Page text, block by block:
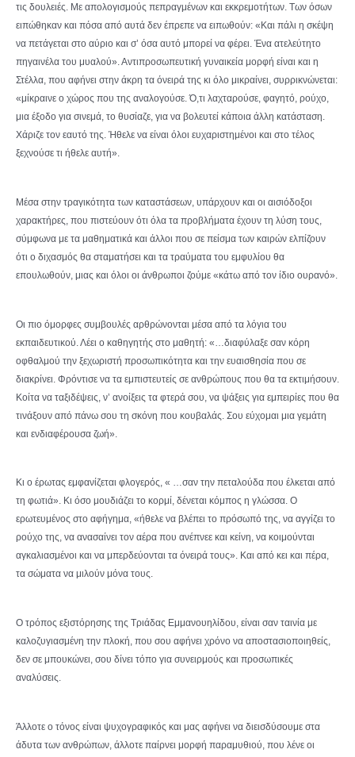
τις δουλειές. Με απολογισμούς πεπραγμένων και εκκρεμοτήτων. Των όσων
ειπώθηκαν και πόσα από αυτά δεν έπρεπε να ειπωθούν: «Και πάλι η σκέψη
να πετάγεται στο αύριο και σ’ όσα αυτό μπορεί να φέρει. Ένα ατελεύτητο
πηγαινέλα του μυαλού». Αντιπροσωπευτική γυναικεία μορφή είναι και η
Στέλλα, που αφήνει στην άκρη τα όνειρά της κι όλο μικραίνει, συρρικνώνεται:
«μίκραινε ο χώρος που της αναλογούσε. Ό,τι λαχταρούσε, φαγητό, ρούχο,
μια έξοδο για σινεμά, το θυσίαζε, για να βολευτεί κάποια άλλη κατάσταση.
Χάριζε τον εαυτό της. Ήθελε να είναι όλοι ευχαριστημένοι και στο τέλος
ξεχνούσε τι ήθελε αυτή».
Μέσα στην τραγικότητα των καταστάσεων, υπάρχουν και οι αισιόδοξοι
χαρακτήρες, που πιστεύουν ότι όλα τα προβλήματα έχουν τη λύση τους,
σύμφωνα με τα μαθηματικά και άλλοι που σε πείσμα των καιρών ελπίζουν
ότι ο διχασμός θα σταματήσει και τα τραύματα του εμφυλίου θα
επουλωθούν, μιας και όλοι οι άνθρωποι ζούμε «κάτω από τον ίδιο ουρανό».
Οι πιο όμορφες συμβουλές αρθρώνονται μέσα από τα λόγια του
εκπαιδευτικού. Λέει ο καθηγητής στο μαθητή: «…διαφύλαξε σαν κόρη
οφθαλμού την ξεχωριστή προσωπικότητα και την ευαισθησία που σε
διακρίνει. Φρόντισε να τα εμπιστευτείς σε ανθρώπους που θα τα εκτιμήσουν.
Κοίτα να ταξιδέψεις, ν’ ανοίξεις τα φτερά σου, να ψάξεις για εμπειρίες που θα
τινάξουν από πάνω σου τη σκόνη που κουβαλάς. Σου εύχομαι μια γεμάτη
και ενδιαφέρουσα ζωή».
Κι ο έρωτας εμφανίζεται φλογερός, « …σαν την πεταλούδα που έλκεται από
τη φωτιά». Κι όσο μουδιάζει το κορμί, δένεται κόμπος η γλώσσα. Ο
ερωτευμένος στο αφήγημα, «ήθελε να βλέπει το πρόσωπό της, να αγγίζει το
ρούχο της, να ανασαίνει τον αέρα που ανέπνεε και κείνη, να κοιμούνται
αγκαλιασμένοι και να μπερδεύονται τα όνειρά τους». Και από κει και πέρα,
τα σώματα να μιλούν μόνα τους.
Ο τρόπος εξιστόρησης της Τριάδας Εμμανουηλίδου, είναι σαν ταινία με
καλοζυγιασμένη την πλοκή, που σου αφήνει χρόνο να αποστασιοποιηθείς,
δεν σε μπουκώνει, σου δίνει τόπο για συνειρμούς και προσωπικές
αναλύσεις.
Άλλοτε ο τόνος είναι ψυχογραφικός και μας αφήνει να διεισδύσουμε στα
άδυτα των ανθρώπων, άλλοτε παίρνει μορφή παραμυθιού, που λένε οι